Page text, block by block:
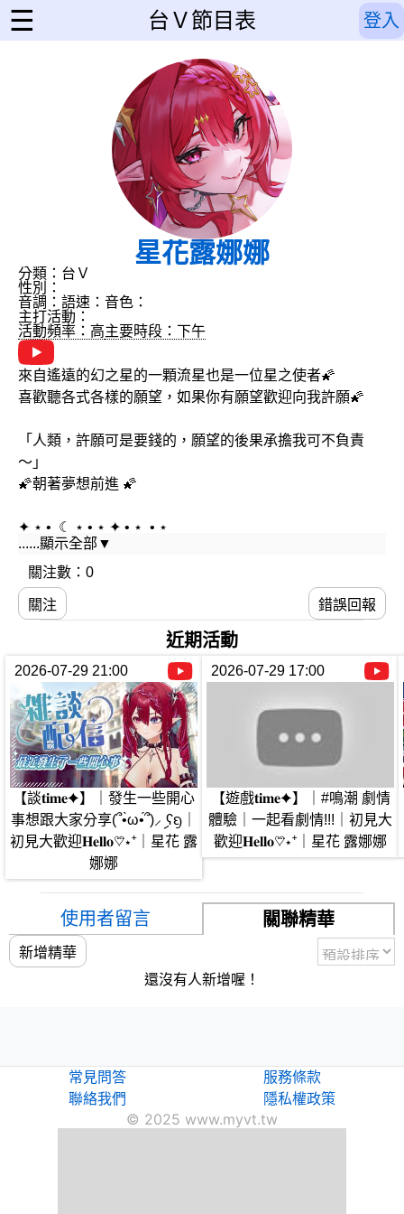
☰ 台Ｖ節目表 登入
星花露娜娜
分類：台Ｖ
性別：
音調： 語速： 音色：
主打活動：
活動頻率：高主要時段：下午
來自遙遠的幻之星的一顆流星也是一位星之使者🌠
喜歡聽各式各樣的願望，如果你有願望歡迎向我許願🌠
「人類，許願可是要錢的，願望的後果承擔我可不負責
～」
🌠朝著夢想前進 🌠
✦ ⋆ • ︎ ☾ ⋆ • ⋆ ✦ • ⋆ ︎ • ⋆
希望散播快樂 本台經常胡言亂語
沒有技術 不會唱歌 整天講垃圾話 遜砲主播一枚 (ゝ
∀･)⌒☆
✦ ⋆ • ︎ ☾ ⋆ • ⋆ ✦ • ⋆ ︎ • ⋆
《1.0、2.0 繪師媽咪》: 兔兔魔法雜貨店
《1.0 𝑳𝒊𝒗𝒆𝟐𝑫》: 脆鼠阿嬤
《2.0 𝑳𝒊𝒗𝒆𝟐𝑫》: 饅球manjuu
⋆ ✦𝑴𝑰𝑿米克斯學園所屬✦ ⋆
▶合作邀約:runana1111@gmail.com
......顯示全部▼
關注數：0
關注 錯誤回報
近期活動
2026-07-29 21:00
【談𝐭𝐢𝐦𝐞✦】｜發生一些開心
事想跟大家分享(՞•̀ω•́՞)⸝ި ʕᦏ｜
初見大歡迎𝐇𝐞𝐥𝐥𝐨♡⃛⋆⁺｜星花 露
娜娜
2026-07-29 17:00
【遊戲𝐭𝐢𝐦𝐞✦】｜#鳴潮 劇情
體驗｜一起看劇情!!!｜初見大
歡迎𝐇𝐞𝐥𝐥𝐨♡⃛⋆⁺｜星花 露娜娜
使用者留言 關聯精華
新增精華
還沒有人新增喔！
常見問答
聯絡我們
服務條款
隱私權政策
© 2025 www.myvt.tw